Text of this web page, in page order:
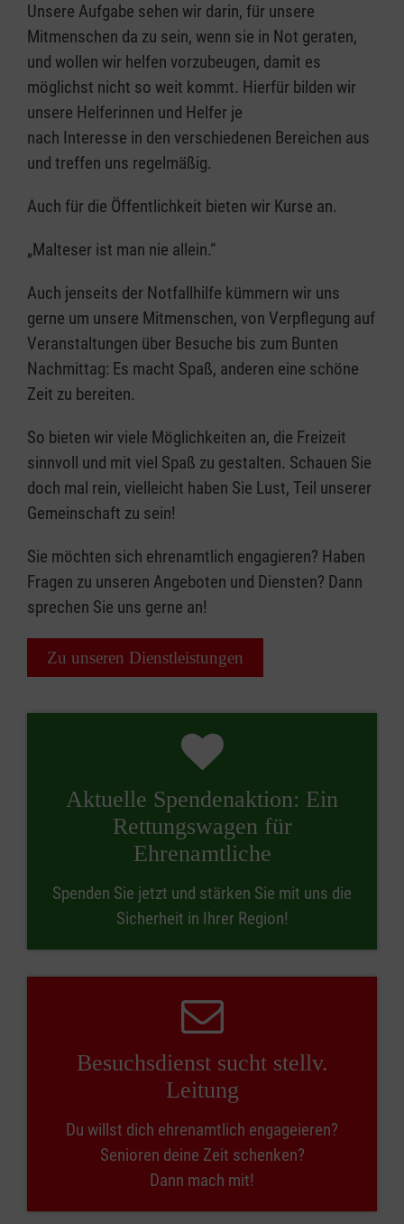
Unsere Aufgabe sehen wir darin, für unsere
Mitmenschen da zu sein, wenn sie in Not geraten,
und wollen wir helfen vorzubeugen, damit es
möglichst nicht so weit kommt. Hierfür bilden wir
unsere Helferinnen und Helfer je
nach Interesse in den verschiedenen Bereichen aus
und treffen uns regelmäßig.
Auch für die Öffentlichkeit bieten wir Kurse an.
„Malteser ist man nie allein.“
Auch jenseits der Notfallhilfe kümmern wir uns
gerne um unsere Mitmenschen, von Verpflegung auf
Veranstaltungen über Besuche bis zum Bunten
Nachmittag: Es macht Spaß, anderen eine schöne
Zeit zu bereiten.
So bieten wir viele Möglichkeiten an, die Freizeit
sinnvoll und mit viel Spaß zu gestalten. Schauen Sie
doch mal rein, vielleicht haben Sie Lust, Teil unserer
Gemeinschaft zu sein!
Sie möchten sich ehrenamtlich engagieren? Haben
Fragen zu unseren Angeboten und Diensten? Dann
sprechen Sie uns gerne an!
Zu unseren Dienstleistungen
Aktuelle Spendenaktion: Ein
Rettungswagen für
Ehrenamtliche
Spenden Sie jetzt und stärken Sie mit uns die
Sicherheit in Ihrer Region!
Besuchsdienst sucht stellv.
Leitung
Du willst dich ehrenamtlich engageieren?
Senioren deine Zeit schenken?
Dann mach mit!